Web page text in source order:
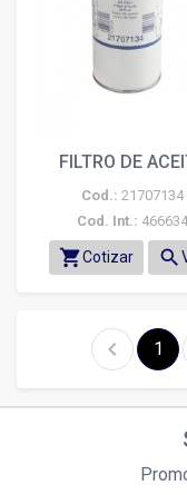
FILTRO DE
Cod.: 21707134
Cod. Int.: 466634
shopping_cartCotizar search
chevron_left 1